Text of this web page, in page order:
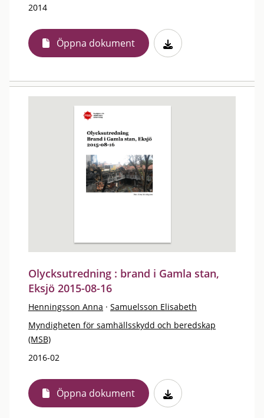
2014
Öppna dokument
Olycksutredning : brand i Gamla stan,
Eksjö 2015-08-16
Henningsson Anna · Samuelsson Elisabeth
Myndigheten för samhällsskydd och beredskap
(MSB)
2016-02
Öppna dokument